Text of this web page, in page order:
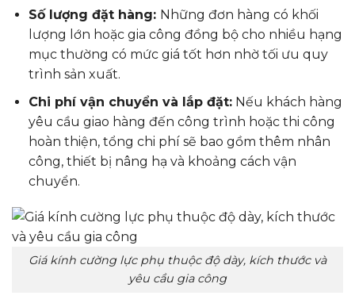
Số lượng đặt hàng: Những đơn hàng có khối
lượng lớn hoặc gia công đồng bộ cho nhiều hạng
mục thường có mức giá tốt hơn nhờ tối ưu quy
trình sản xuất.
Chi phí vận chuyển và lắp đặt:Nếu khách hàng
yêu cầu giao hàng đến công trình hoặc thi công
hoàn thiện, tổng chi phí sẽ bao gồm thêm nhân
công, thiết bị nâng hạ và khoảng cách vận
chuyển.
Giá kính cường lực phụ thuộc độ dày, kích thước và
yêu cầu gia công